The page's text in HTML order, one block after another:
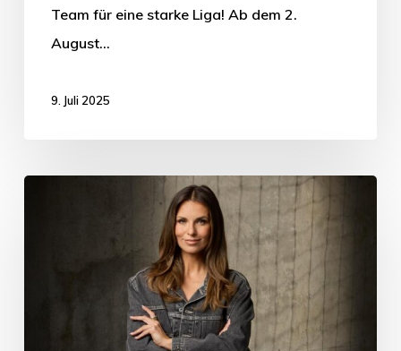
Team für eine starke Liga! Ab dem 2.
August…
9. Juli 2025